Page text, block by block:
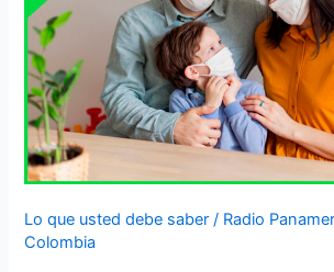
Lo que usted debe saber / Radio
Colombia